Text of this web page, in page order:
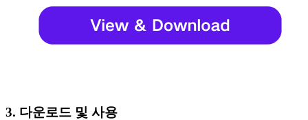
3. 다운로드 및 사용